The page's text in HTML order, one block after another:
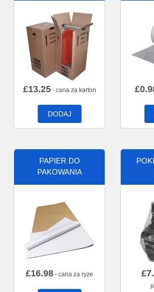
£13.25- cana za karton
DODAJ
£
PAPIER DO
PAKOWANIA
£16.98 - cana za ryze £